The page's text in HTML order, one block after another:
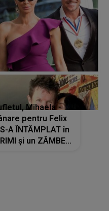
Mihaela
pentru Felix
A ÎNTÂMPLAT în
și un ZÂMBET